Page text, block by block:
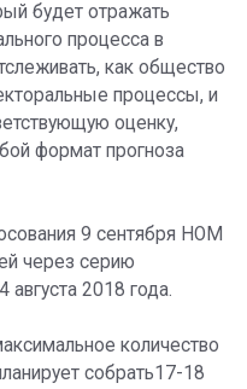
будет отражать
процесса в
как общество
процессы, и
оценку,
формат прогноза
9 сентября НОМ
через серию
августа 2018 года.
количество
собрать17-18